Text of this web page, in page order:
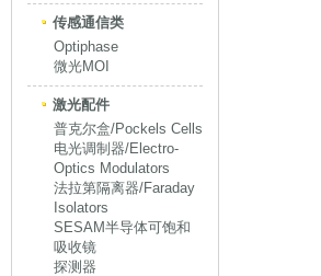
传感通信类
Optiphase
微光MOI
激光配件
普克尔盒/Pockels Cells
电光调制器/Electro-
Optics Modulators
法拉第隔离器/Faraday
Isolators
SESAM半导体可饱和
吸收镜
探测器